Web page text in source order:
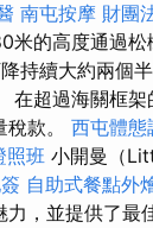
南屯按摩 財團
米的高度通過
持續大約兩個
在超過海關框架
款。 西屯體態
照班 小開曼（
自助式餐點外
，並提供了最